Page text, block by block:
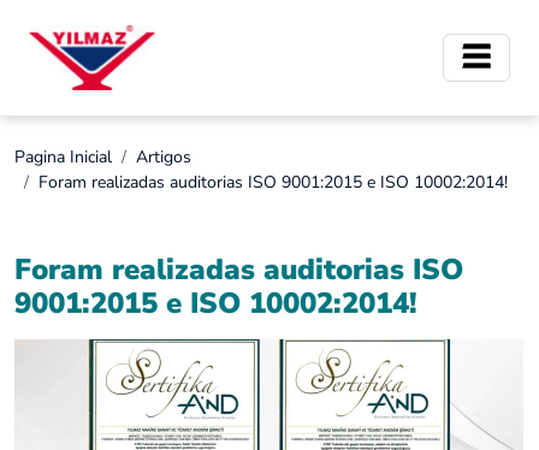
Pagina Inicial
Artigos
Foram realizadas auditorias ISO 9001:2015 e ISO 10002:2014!
Foram realizadas auditorias ISO
9001:2015 e ISO 10002:2014!